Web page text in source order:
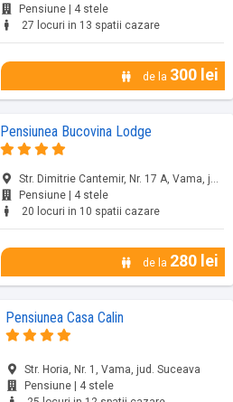
Pensiune | 4 stele
27 locuri in 13 spatii cazare
de la 300 lei
Pensiunea Bucovina Lodge
Str. Dimitrie Cantemir, Nr. 17 A, Vama, jud. Suceava
Pensiune | 4 stele
20 locuri in 10 spatii cazare
de la 280 lei
Pensiunea Casa Calin
Str. Horia, Nr. 1, Vama, jud. Suceava
Pensiune | 4 stele